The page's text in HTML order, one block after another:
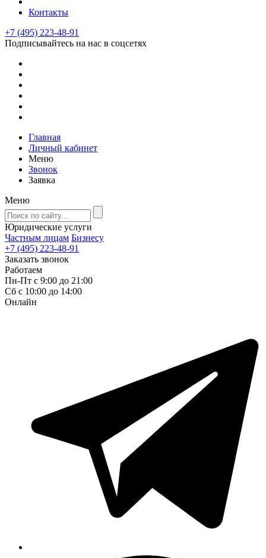
Контакты
+7 (495) 223-48-91
Подписывайтесь на нас в соцсетях
Главная
Личный кабинет
Меню
Звонок
Заявка
Меню
Юридические услуги
Частным лицам Бизнесу
+7 (495) 223-48-91
Заказать звонок
Работаем
Пн-Пт с 9:00 до 21:00
Сб с 10:00 до 14:00
Онлайн